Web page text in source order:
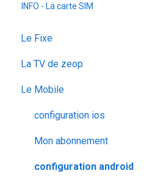
INFO - La carte SIM
Le Fixe
Facturation
Les services
Gestion email
Offres et Options
La TV de zeop
Les bouquets chaines en option
Plateforme streaming - SVOD
Programmes et chaines
Le Mobile
configuration ios
Mon abonnement
configuration android